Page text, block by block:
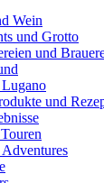
Wein
und Grotto
und
und